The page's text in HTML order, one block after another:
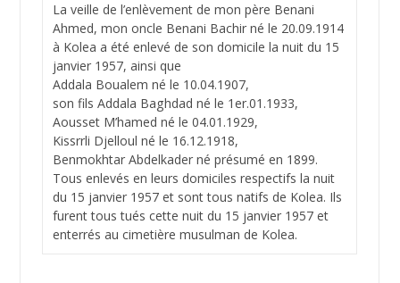
La veille de l’enlèvement de mon père Benani
Ahmed, mon oncle Benani Bachir né le 20.09.1914
à Kolea a été enlevé de son domicile la nuit du 15
janvier 1957, ainsi que
Addala Boualem né le 10.04.1907,
son fils Addala Baghdad né le 1er.01.1933,
Aousset M’hamed né le 04.01.1929,
Kissrrli Djelloul né le 16.12.1918,
Benmokhtar Abdelkader né présumé en 1899.
Tous enlevés en leurs domiciles respectifs la nuit
du 15 janvier 1957 et sont tous natifs de Kolea. Ils
furent tous tués cette nuit du 15 janvier 1957 et
enterrés au cimetière musulman de Kolea.